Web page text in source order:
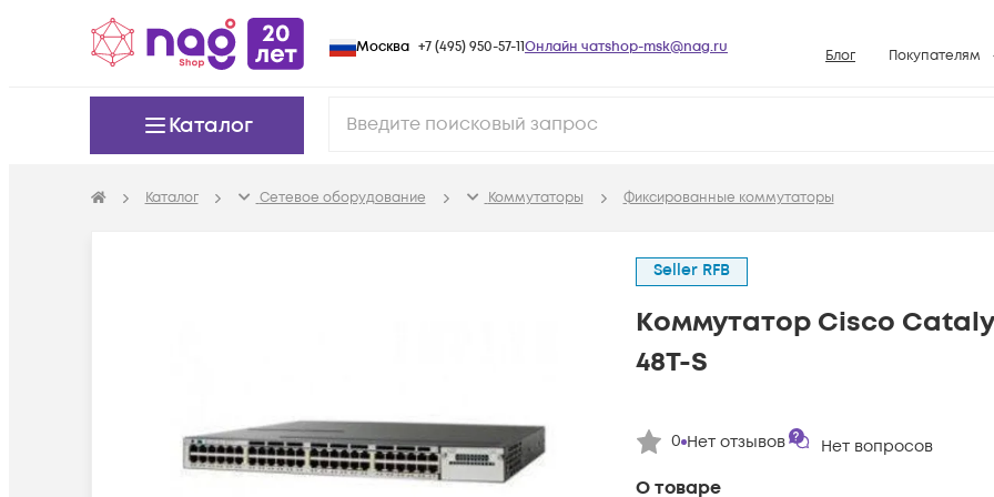
Москва +7 (495) 950-57-11Онлайн чатshop-msk@nag.ru Блог Покупателям
Вопросы и
Каталог
Каталог Сетевое оборудование Коммутаторы Фиксированные коммутаторы
О товаре
Seller RFB
Коммутатор Cisco
48T-S
0 Нет отзывов Нет вопросов